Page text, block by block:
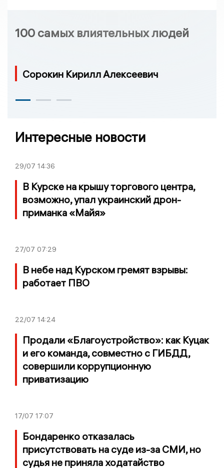
100 самых влиятельных людей
Сорокин Кирилл Алексеевич
Интересные новости
29/07 14:36
В Курске на крышу торгового центра,
возможно, упал украинский дрон-
приманка «Майя»
27/07 07:29
В небе над Курском гремят взрывы:
работает ПВО
22/07 14:24
Продали «Благоустройство»: как Куцак
и его команда, совместно с ГИБДД,
совершили коррупционную
приватизацию
17/07 17:07
Бондаренко отказалась
присутствовать на суде из-за СМИ, но
судья не приняла ходатайство